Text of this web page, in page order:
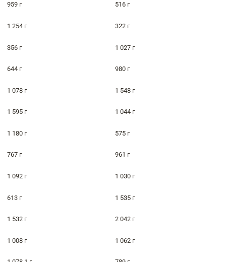
959 г 516 г
1 254 г 322 г
356 г 1 027 г
644 г 980 г
1 078 г 1 548 г
1 595 г 1 044 г
1 180 г 575 г
767 г 961 г
1 092 г 1 030 г
613 г 1 535 г
1 532 г 2 042 г
1 008 г 1 062 г